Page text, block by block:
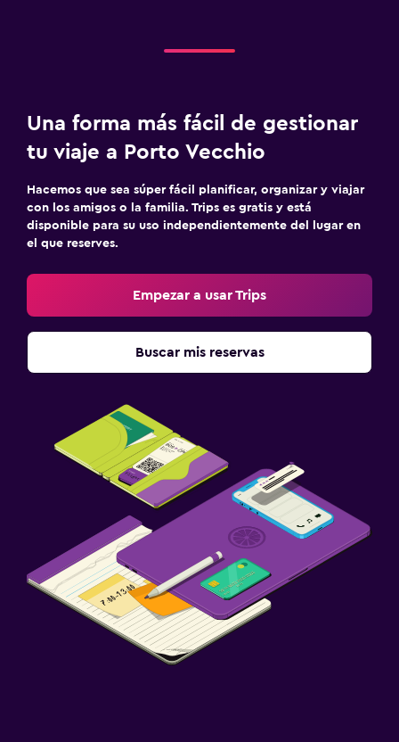
Actividades
Windsurf
Servicios de cuidado de niños (con cargos)
Una forma más fácil de gestionar
tu viaje a Porto Vecchio
Hacemos que sea súper fácil planificar, organizar y viajar
con los amigos o la familia. Trips es gratis y está
disponible para su uso independientemente del lugar en
el que reserves.
Empezar a usar Trips
Buscar mis reservas